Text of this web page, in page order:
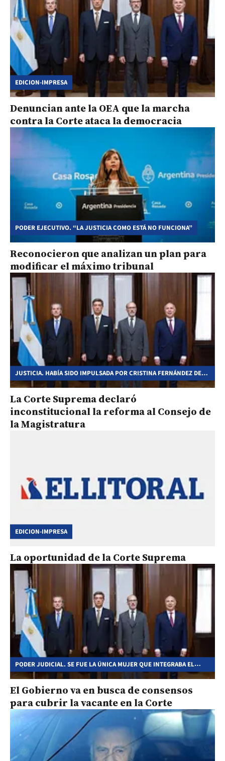
EDICION-IMPRESA
Denuncian ante la OEA que la marcha
contra la Corte ataca la democracia
PODER EJECUTIVO. “LA JUSTICIA COMO ESTÁ NO FUNCIONA”
Reconocieron que analizan un plan para
modificar el máximo tribunal
JUSTICIA. HABÍA SIDO IMPULSADA POR CRISTINA FERNÁNDEZ DE
KIRCHNER
La Corte Suprema declaró
inconstitucional la reforma al Consejo de
la Magistratura
EDICION-IMPRESA
La oportunidad de la Corte Suprema
PODER JUDICIAL. SE FUE LA ÚNICA MUJER QUE INTEGRABA EL
MÁXIMO TRIBUNAL
El Gobierno va en busca de consensos
para cubrir la vacante en la Corte